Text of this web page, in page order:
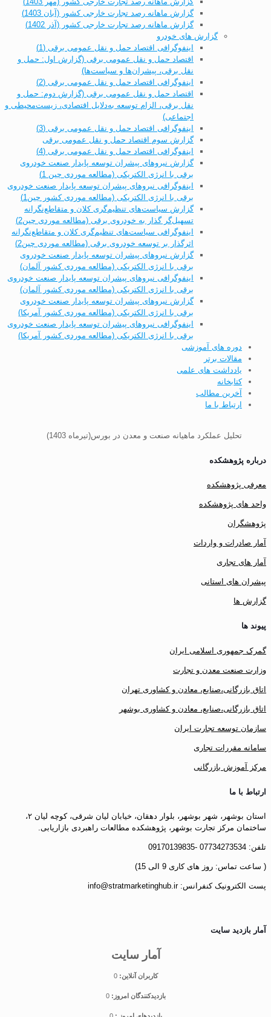
گزارش ماهانه رصد تجارت خارجی کشور (آبان 1403)
گزارش ماهانه رصد تجارت خارجی کشور (آذر 1402)
گزارش های خودرو
اینفوگرافی اقتصاد حمل و نقل عمومی برقی (1)
اقتصاد حمل و نقل عمومی برقی (گزارش اول: حمل و
نقل برقی، پیشران‌ها و سیاست‌ها)
اینفوگرافی اقتصاد حمل و نقل عمومی برقی (2)
اقتصاد حمل و نقل عمومی برقی (گزارش دوم: حمل و
نقل برقی، الزام توسعه به‌دلایل اقتصادی، زیست‌محیطی و
اجتماعی)
اینفوگرافی اقتصاد حمل و نقل عمومی برقی (3)
گزارش سوم اقتصاد حمل و نقل عمومی برقی
اینفوگرافی اقتصاد حمل و نقل عمومی برقی (4)
گزارش نیروهای پیشران توسعه پایدار صنعت خودروی
برقی با انرژی الکتریکی (مطالعه موردی چین 1)
اینفوگرافی نیروهای پیشران توسعه پایدار صنعت خودروی
برقی با انرژی الکتریکی (مطالعه موردی کشور چین1)
گزارش سیاست‌های تنظیم‌گری کلان و متقاطع‌نگرانه
تسهیل‌گر گذار به خودروی برقی (مطالعه موردی چین2)
اینفوگرافی سیاست‌های تنظیم‌گری کلان و متقاطع‌نگرانه
اثرگذار بر توسعه خودروی برقی (مطالعه موردی چین2)
گزارش نیروهای پیشران توسعه پایدار صنعت خودروی
برقی با انرژی الکتریکی (مطالعه موردی کشور آلمان)
اینفوگرافی نیروهای پیشران توسعه پایدار صنعت خودروی
برقی با انرژی الکتریکی (مطالعه موردی کشور آلمان)
گزارش نیروهای پیشران توسعه پایدار صنعت خودروی
برقی با انرژی الکتریکی (مطالعه موردی کشور آمریکا)
اینفوگرافی نیروهای پیشران توسعه پایدار صنعت خودروی
برقی با انرژی الکتریکی (مطالعه موردی کشور آمریکا)
دوره های آموزشی
مقالات برتر
یادداشت های علمی
کتابخانه
آخرین مطالب
ارتباط با ما
تحلیل عملکرد ماهیانه صنعت و معدن در بورس(تیرماه 1403)
درباره پژوهشکده
معرفی پژوهشکده
واحد های پژوهشکده
پژوهشگران
آمار صادرات و واردات
آمار های تجاری
پیشران های استانی
گزارش ها
پیوند ها
گمرک جمهوری اسلامی ایران
وزارت صنعت معدن و تجارت
اتاق بازرگانی،صنایع، معادن و کشاوری تهران
اتاق بازرگانی،صنایع، معادن و کشاوری بوشهر
سازمان توسعه تجارت ایران
سامانه مقررات تجاری
مرکز آموزش بازرگانی
ارتباط با ما
استان بوشهر، شهر بوشهر، بلوار دهقان، خیابان لیان شرقی، کوچه لیان ۲،
ساختمان مرکز تجارت بوشهر، پژوهشکده مطالعات راهبردی بازاریابی.
تلفن: 07734273534 -09170139835
( ساعت تماس: روز های کاری 9 الی 15)
پست الکترونیک کنفرانس: info@stratmarketinghub.ir
آمار بازدید سایت
آمار سایت
کاربران آنلاین:0
بازدیدکنندگان امروز: 0